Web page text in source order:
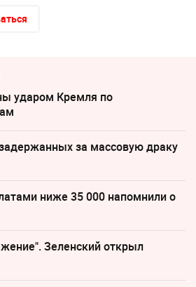
ударом Кремля по
за массовую драку
ниже 35 000 напомнили о
Зеленский открыл